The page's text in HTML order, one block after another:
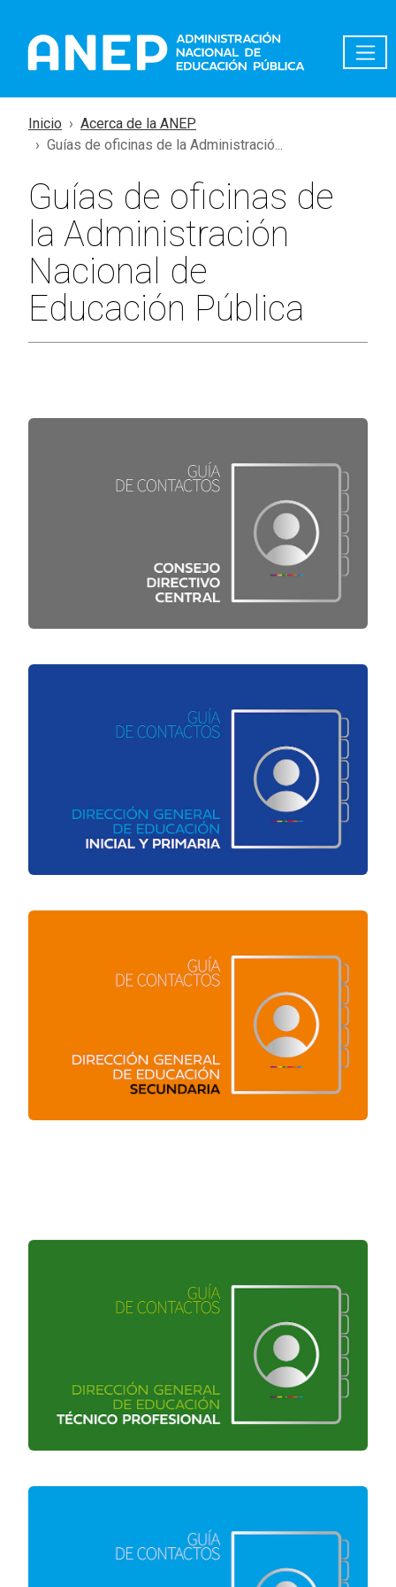
Inicio
Acerca de la ANEP
Guías de oficinas de la Administració...
Guías de oficinas de
la Administración
Nacional de
Educación Pública